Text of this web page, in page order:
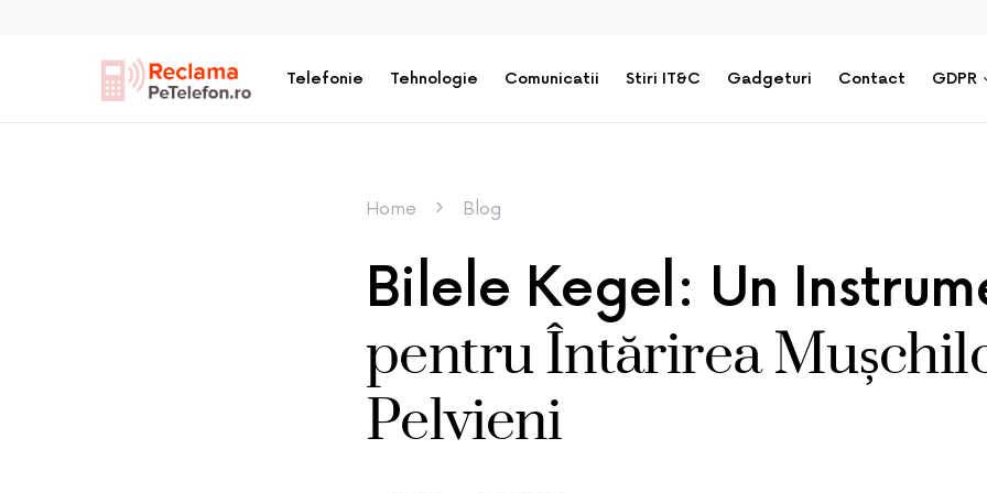
Telefonie Tehnologie Comunicatii Stiri IT&C Gadgeturi Contact GDPR
Home Blog
Bilele Kegel: Un
pentru Întărirea
Pelvieni